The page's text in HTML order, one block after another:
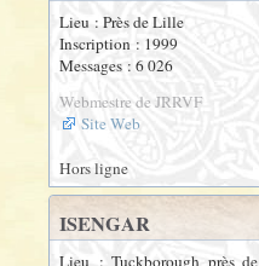
Lieu : Près de Lille
Inscription : 1999
Messages : 6 026
Webmestre de JRRVF
Site Web
Hors ligne
ISENGAR
Lieu : Tuckborough près de